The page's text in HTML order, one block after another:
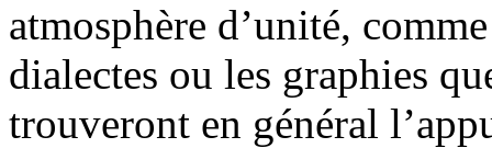
atmosphère d’unité,
dialectes ou les graphies
trouveront en général